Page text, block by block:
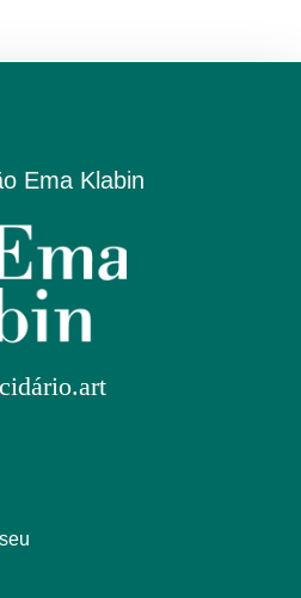
Ema Klabin